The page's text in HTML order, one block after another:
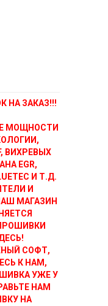
НА ЗАКАЗ!!!
МОЩНОСТИ
ВИХРЕВЫХ
EGR,
И Т.Д.
И
МАГАЗИН
СОФТ,
К НАМ,
УЖЕ У
НАМ
НА